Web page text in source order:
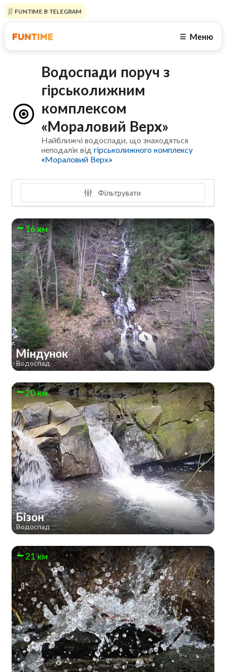
FUNTIME В TELEGRAM
☰ Меню
Водоспади поруч з
гірськолижним
комплексом
«Мораловий Верх»
Найближчі водоспади, що знаходяться
неподалік відгірськолижного комплексу
«Мораловий Верх»
Фільтрувати
16 км
Міндунок
Водоспад
20 км
Бізон
Водоспад
21 км